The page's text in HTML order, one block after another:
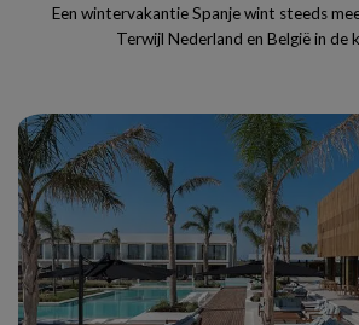
Een wintervakantie Spanje wint steeds
Terwijl Nederland en België in de